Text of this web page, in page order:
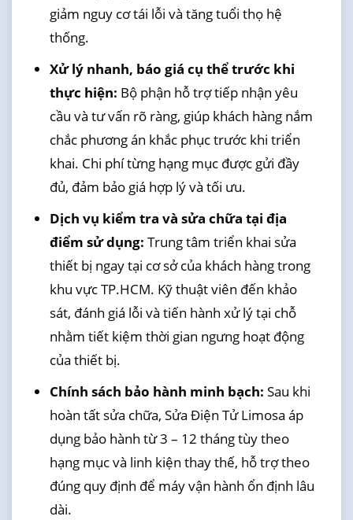
giảm nguy cơ tái lỗi và tăng tuổi thọ hệ
thống.
Xử lý nhanh, báo giá cụ thể trước khi
thực hiện: Bộ phận hỗ trợ tiếp nhận yêu
cầu và tư vấn rõ ràng, giúp khách hàng nắm
chắc phương án khắc phục trước khi triển
khai. Chi phí từng hạng mục được gửi đầy
đủ, đảm bảo giá hợp lý và tối ưu.
Dịch vụ kiểm tra và sửa chữa tại địa
điểm sử dụng: Trung tâm triển khai sửa
thiết bị ngay tại cơ sở của khách hàng trong
khu vực TP.HCM. Kỹ thuật viên đến khảo
sát, đánh giá lỗi và tiến hành xử lý tại chỗ
nhằm tiết kiệm thời gian ngưng hoạt động
của thiết bị.
Chính sách bảo hành minh bạch: Sau khi
hoàn tất sửa chữa, Sửa Điện Tử Limosa áp
dụng bảo hành từ 3 – 12 tháng tùy theo
hạng mục và linh kiện thay thế, hỗ trợ theo
đúng quy định để máy vận hành ổn định lâu
dài.